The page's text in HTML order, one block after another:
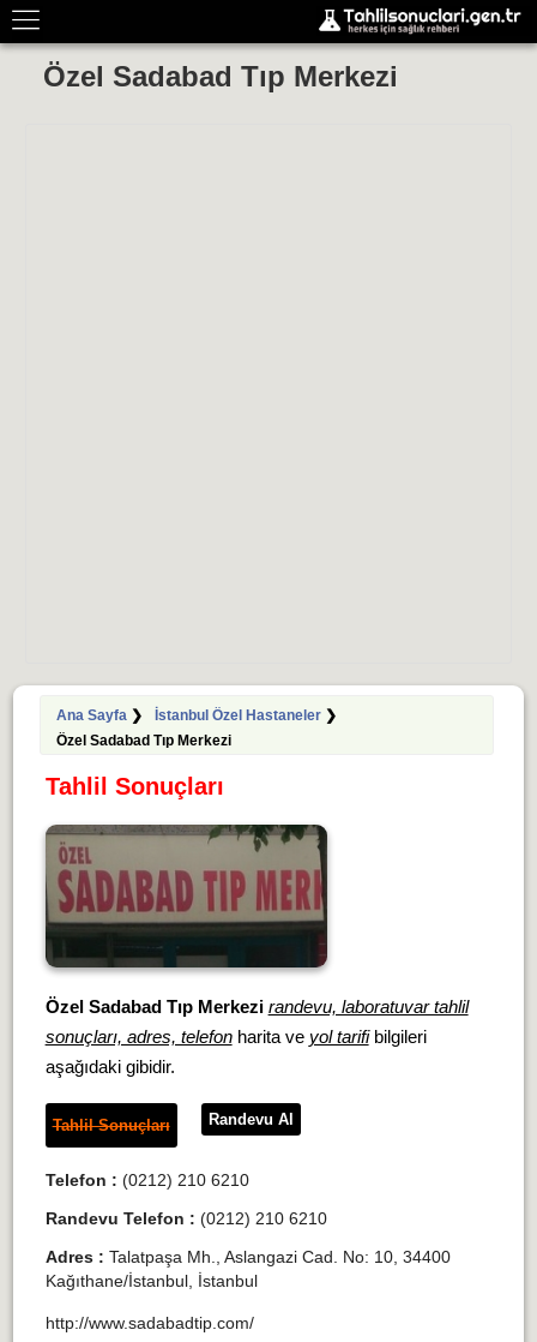
Özel Sadabad Tıp Merkezi
Ana Sayfa❯ İstanbul Özel Hastaneler❯
Özel Sadabad Tıp Merkezi
Tahlil Sonuçları
Özel Sadabad Tıp Merkezi randevu, laboratuvar tahlil
sonuçları, adres, telefonharita ve yol tarifibilgileri
aşağıdaki gibidir.
Tahlil Sonuçları Randevu Al
Telefon : (0212) 210 6210
Randevu Telefon : (0212) 210 6210
Adres : Talatpaşa Mh., Aslangazi Cad. No: 10, 34400
Kağıthane/İstanbul, İstanbul
http://www.sadabadtip.com/